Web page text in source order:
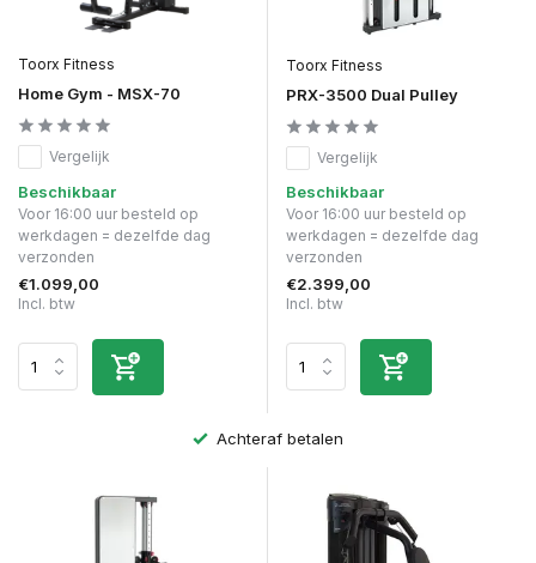
Toorx Fitness
Home Gym - MSX-70
Vergelijk
Beschikbaar
Voor 16:00 uur besteld op
werkdagen = dezelfde dag
verzonden
€1.099,00
Incl. btw
Toorx Fitness
PRX-3500 Dual Pulley
Vergelijk
Beschikbaar
Voor 16:00 uur besteld op
werkdagen = dezelfde dag
verzonden
€2.399,00
Incl. btw
Achteraf betalen